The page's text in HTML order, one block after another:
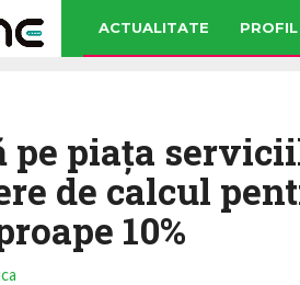
ACTUALITATE
pe piaţa
de calcul
10%